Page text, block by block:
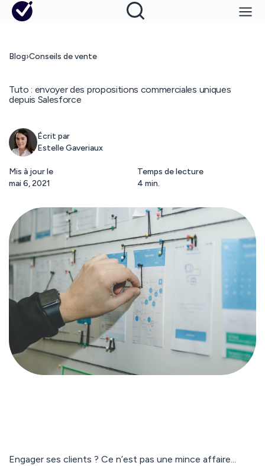
Blog›Conseils de vente
Tuto : envoyer des propositions commerciales uniques
depuis Salesforce
Écrit par
Estelle Gaveriaux
Mis à jour le
mai 6, 2021
Temps de lecture
4 min.
Engager ses clients ? Ce n’est pas une mince affaire...